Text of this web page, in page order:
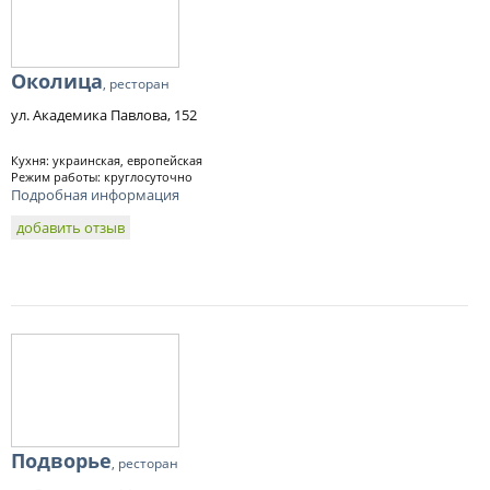
Околица, ресторан
ул. Академика Павлова, 152
Кухня: украинская, европейская
Режим работы: круглосуточно
Подробная информация
добавить отзыв
Подворье, ресторан